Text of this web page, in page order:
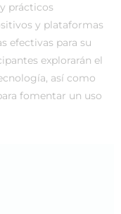
prácticos
y plataformas
efectivas para su
explorarán el
así como
fomentar un uso